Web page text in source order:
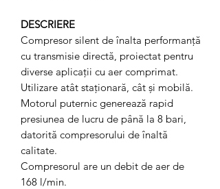
DESCRIERE
Compresor silent de înalta performanță
cu transmisie directă, proiectat pentru
diverse aplicații cu aer comprimat.
Utilizare atât staționară, cât și mobilă.
Motorul puternic generează rapid
presiunea de lucru de până la 8 bari,
datorită compresorului de înaltă
calitate.
Compresorul are un debit de aer de
168 l/min.